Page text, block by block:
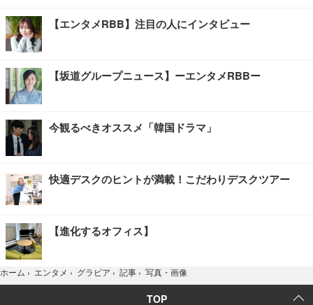
【エンタメRBB】注目の人にインタビュー
【坂道グループニュース】ーエンタメRBBー
今観るべきオススメ「韓国ドラマ」
快適デスクのヒントが満載！こだわりデスクツアー
【進化するオフィス】
ホーム › エンタメ › グラビア › 記事 › 写真・画像
TOP